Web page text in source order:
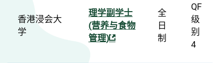
香港浸会大
学
理学副学士
(营养与食物
管理)
全
日
制
QF
级
别
4